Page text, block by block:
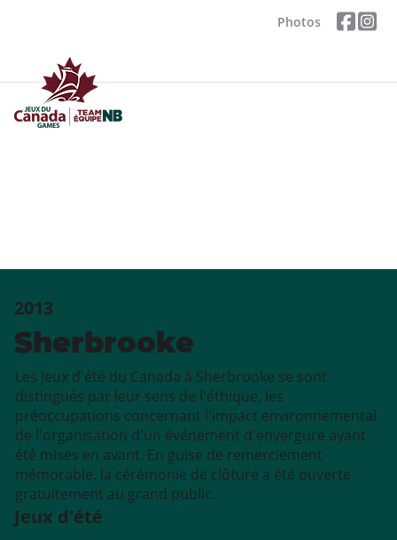
Photos
2013
Sherbrooke
Jeux d'été
Les Jeux d'été du Canada à Sherbrooke se sont
distingués par leur sens de l'éthique, les
préoccupations concernant l'impact environnemental
de l'organisation d'un événement d'envergure ayant
été mises en avant. En guise de remerciement
mémorable, la cérémonie de clôture a été ouverte
gratuitement au grand public.